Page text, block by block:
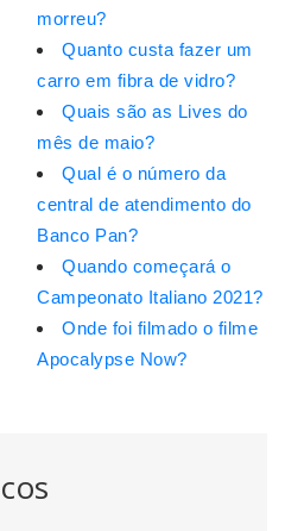
morreu?
Quanto custa fazer um
carro em fibra de vidro?
Quais são as Lives do
mês de maio?
Qual é o número da
central de atendimento do
Banco Pan?
Quando começará o
Campeonato Italiano 2021?
Onde foi filmado o filme
Apocalypse Now?